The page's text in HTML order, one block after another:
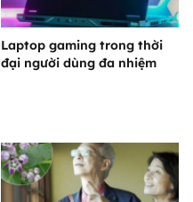
Laptop gaming trong thời
đại người dùng đa nhiệm